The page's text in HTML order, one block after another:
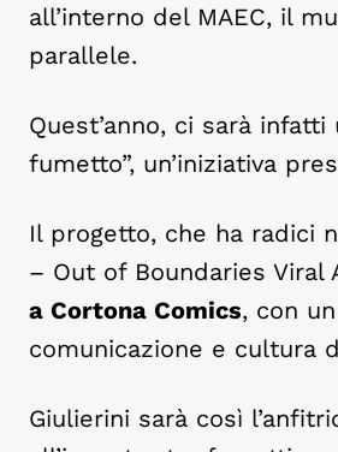
all’interno del MAEC, il
parallele.
Quest’anno, ci sarà
fumetto”, un’iniziativa
Il progetto, che ha radici
– Out of Boundaries Viral
a Cortona Comics, con
comunicazione e cultura
Giulierini sarà così